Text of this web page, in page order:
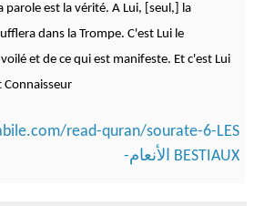
parole est la vérité. A Lui, [seul,] la
dans la Trompe. C'est Lui le
et de ce qui est manifeste. Et c'est Lui
Connaisseur.
read-quran/sourate-6-LES
BESTIAUX الأنعام-